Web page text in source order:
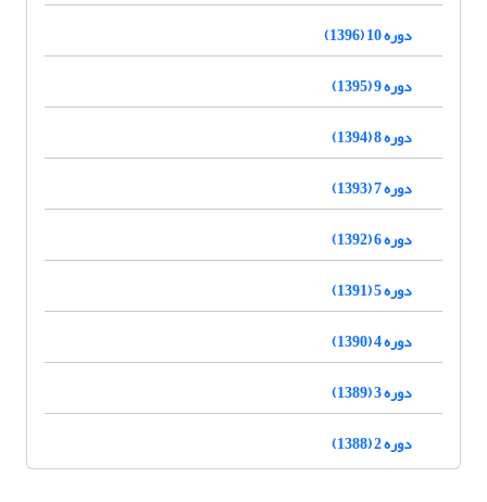
دوره 10 (1396)
دوره 9 (1395)
دوره 8 (1394)
دوره 7 (1393)
دوره 6 (1392)
دوره 5 (1391)
دوره 4 (1390)
دوره 3 (1389)
دوره 2 (1388)